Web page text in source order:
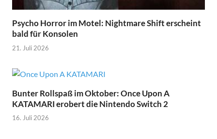
Psycho Horror im Motel: Nightmare Shift erscheint
bald für Konsolen
21. Juli 2026
Bunter Rollspaß im Oktober: Once Upon A
KATAMARI erobert die Nintendo Switch 2
16. Juli 2026